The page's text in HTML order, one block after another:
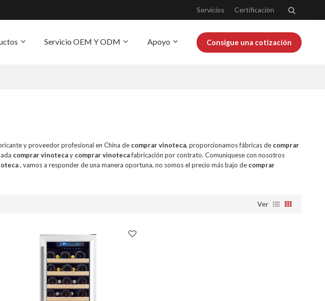
Servicios Certificación
Servicio OEM Y ODM Apoyo Consigue una cotización
y proveedor profesional en China de comprar vinoteca, proporcionamos fábricas de comprar
comprar vinotecay comprar vinotecafabricación por contrato. Comuníquese con nosotros
, vamos a responder de una manera oportuna, no somos el precio más bajo de comprar
Ver